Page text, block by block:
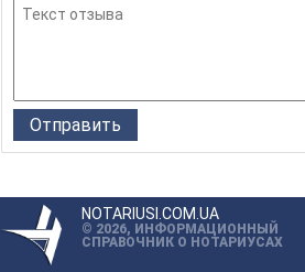
NOTARIUSI.COM.UA
© 2026, ИНФОРМАЦИОННЫЙ
СПРАВОЧНИК О НОТАРИУСАХ